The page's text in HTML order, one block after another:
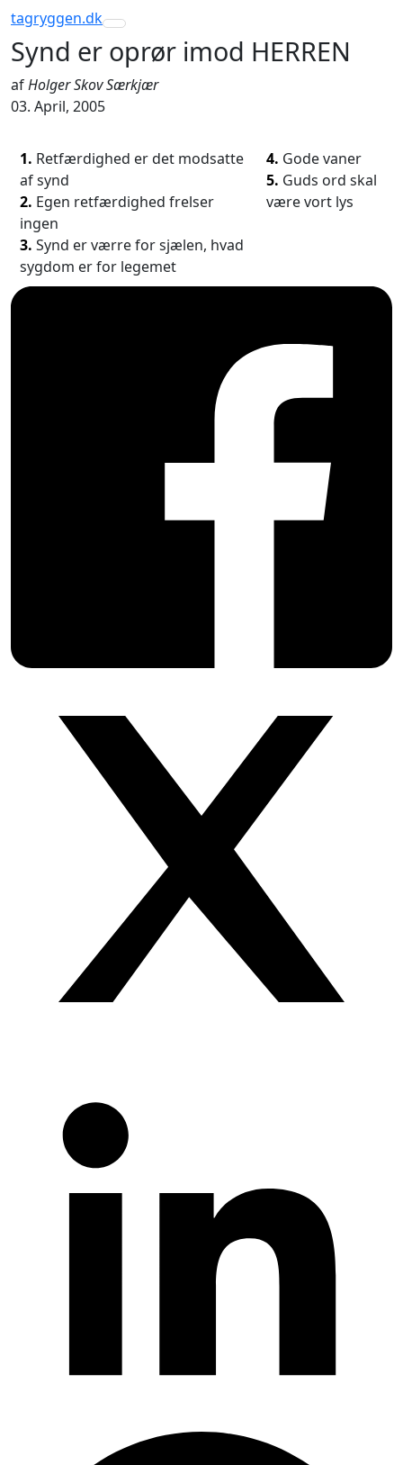
tagryggen.dk
Toggle navigation
Synd er oprør imod HERREN
afHolger Skov Særkjær
03. April, 2005
1. Retfærdighed er det modsatte
af synd
2. Egen retfærdighed frelser
ingen
3. Synd er værre for sjælen, hvad
sygdom er for legemet
4. Gode vaner
5. Guds ord skal
være vort lys